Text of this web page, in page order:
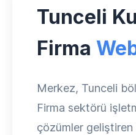
Tunceli
Firma
Merkez, Tunceli
Firma sektörü
çözümler